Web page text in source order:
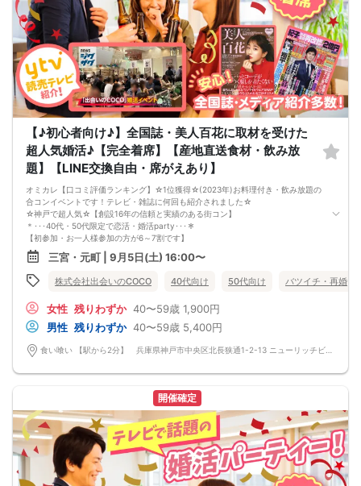
【♪初心者向け♪】全国誌・美人百花に取材を受けた
超人気婚活♪【完全着席】【産地直送食材・飲み放
題】【LINE交換自由・席がえあり】
オミカレ【口コミ評価ランキング】☆1位獲得☆(2023年)お料理付き・飲み放題の
合コンイベントです！テレビ・雑誌に何回も紹介されました☆
☆神戸で超人気☆【創設16年の信頼と実績のある街コン】
＊･･･40代・50代限定で恋活・婚活party･･･＊
【初参加・お一人様参加の方が6～7割です】
安心してご参加ください♪
お一人様でも気軽に参加できるparty☆
当イベントスタッフが参加者様の立場に立って、最初から最後まで徹底的にサポ
ートします♪
ー！
【駅から1分】【契約農場より直送の新鮮食材】【新築居酒屋貸切】【こだわりの
開放空間】【豊富なドリンクメニュー】
■□完全着席♪MCによる席がえあり！ 結婚式の二次会の有名店でBIG合コン
PARTY■□
嬉しい！お料理はビュッフェ形式ではなく、店員さんがご丁寧にお席までお持ち
お店自慢のお料理を召し上がって頂きながら、ゆっくりと交流をお楽しみ頂きた
いと思います。
《結婚式の二次会の有名な会場で完全着席PARTY》
完全着席スタイルですので、立食形式が苦手な方や人見知りな方には是非オスス
落ち着いた空間での交流が楽しめます！
三宮・元町 | 9月5日(土) 16:00〜
株式会社出会いのCOCO 40代向け 50代向け バツイチ・再婚
女性 残りわずか 40〜59歳 1,900円
男性 残りわずか 40〜59歳 5,400円
開催確定